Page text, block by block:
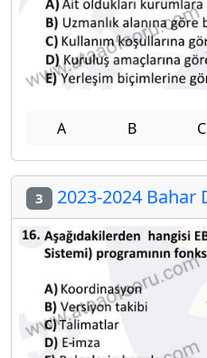
A B C
3 2023-2024 Bahar